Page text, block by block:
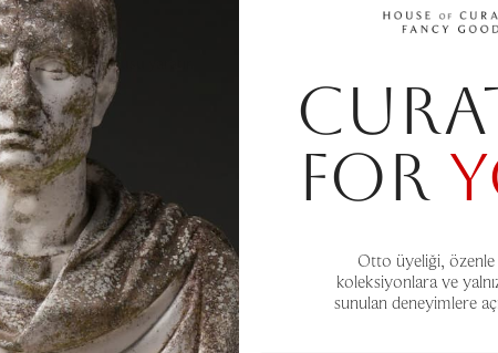
bir stil vurgusu yaratır.
FOR
Otto üyeliği, özenle
koleksiyonlara ve
sunulan deneyimlere